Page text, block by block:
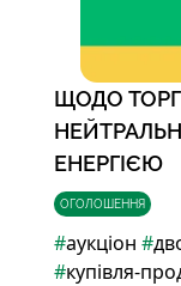
ОГОЛОШЕННЯ
ЩОДО
ЕНЕРГІЄЮ
#аукціон #
#купівля-